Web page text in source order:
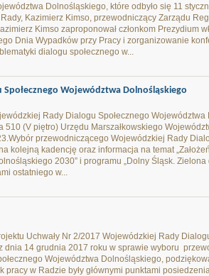
Dolnośląskiego, które odbyło się 11
Kazimierz Kimso, przewodniczący Zarządu
Kimso zaproponował członkom Prezydium
Dnia Wypadków przy Pracy i zorganizowanie
dialogu społecznego w...
Województwa Dolnośląskiego
Rady Dialogu Społecznego
510 (V piętro) Urzędu Marszałkowskiego
przewodniczącego Wojewódzkiej Rady
kolejną kadencję oraz informacja na temat
2030” i programu „Dolny Śląsk. Zielona
ostatniego w...
Uchwały Nr 2/2017 Wojewódzkiej Rady
dnia 14 grudnia 2017 roku w sprawie wyboru
Województwa Dolnośląskiego,
pracy w Radzie były głównymi punktami